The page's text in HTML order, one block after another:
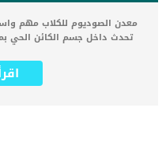
معدن الصوديوم للكلاب مهم
تحدث داخل جسم الكائن الحي
معدن الصوديوم للكلاب ولجميع
الأخرى, زيادته ونقصانه يسبب